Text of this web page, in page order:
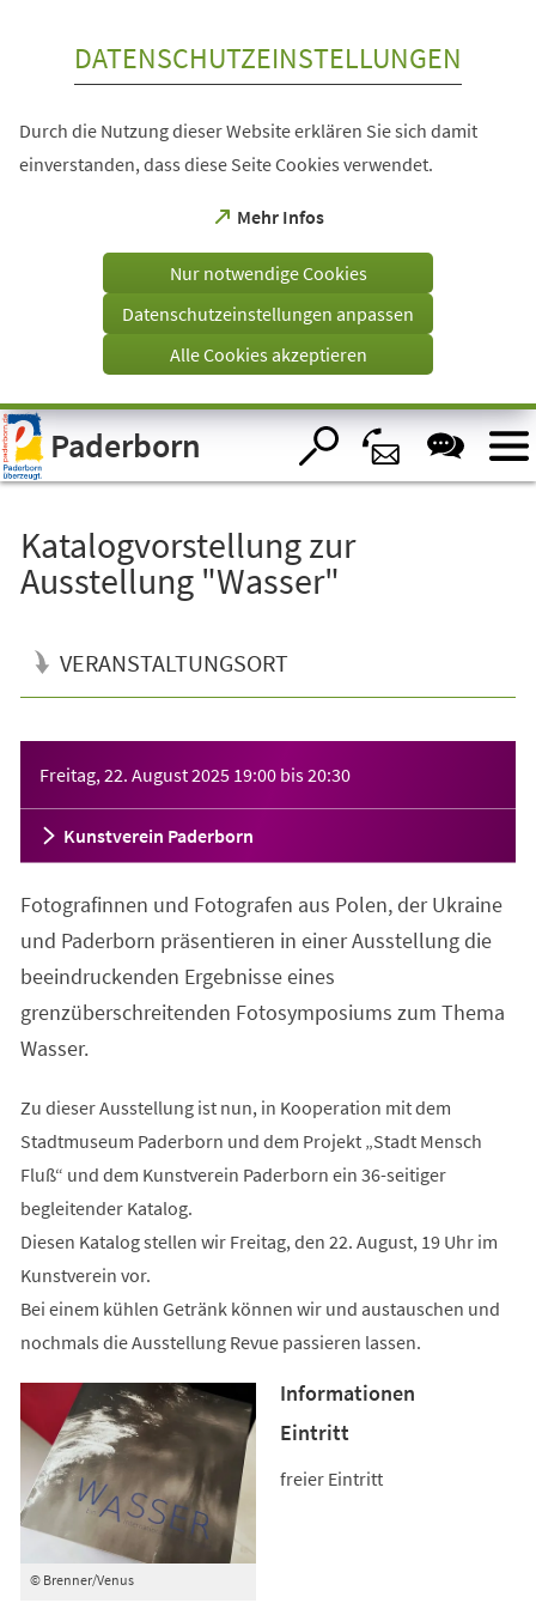
Visuelle
Assistenzsoftware
öffnen.
DATENSCHUTZEINSTELLUNGEN
Durch die Nutzung dieser Website erklären Sie sich damit
einverstanden, dass diese Seite Cookies verwendet.
Mehr Infos
(Öffnet
einem
Tab)
Nur notwendige Cookies
Datenschutzeinstellungen anpassen
Alle Cookies akzeptieren
Paderborn
Katalogvorstellung zur
Ausstellung "Wasser"
VERANSTALTUNGSORT
Freitag, 22. August 2025 19:00 bis20:30
Kunstverein Paderborn
Fotografinnen und Fotografen aus Polen, der Ukraine
und Paderborn präsentieren in einer Ausstellung die
beeindruckenden Ergebnisse eines
grenzüberschreitenden Fotosymposiums zum Thema
Wasser.
Zu dieser Ausstellung ist nun, in Kooperation mit dem
Stadtmuseum Paderborn und dem Projekt „Stadt Mensch
Fluß“ und dem Kunstverein Paderborn ein 36-seitiger
begleitender Katalog.
Diesen Katalog stellen wir Freitag, den 22. August, 19 Uhr im
Kunstverein vor.
Bei einem kühlen Getränk können wir und austauschen und
nochmals die Ausstellung Revue passieren lassen.
© Brenner/Venus
Informationen
Eintritt
freier Eintritt